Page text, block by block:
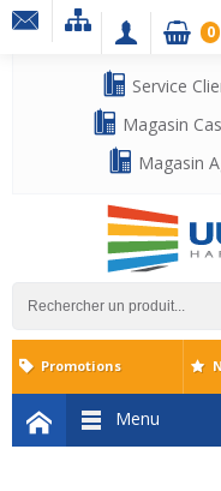
Service
Magasin
Magasin
0
Menu
Promotions